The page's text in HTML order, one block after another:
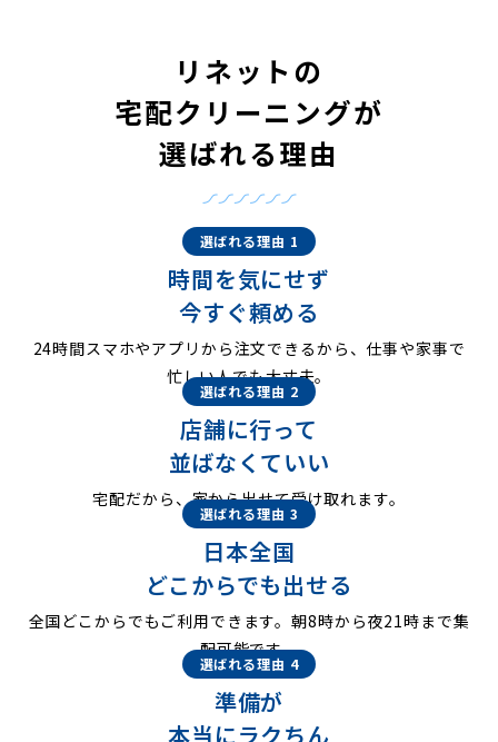
リネットの
宅配クリーニングが
選ばれる理由
選ばれる理由 1
時間を気にせず
今すぐ頼める
24時間スマホやアプリから注文できるから、仕事や家事で
忙しい人でも大丈夫。
選ばれる理由 2
店舗に行って
並ばなくていい
宅配だから、家から出せて受け取れます。
選ばれる理由 3
日本全国
どこからでも出せる
全国どこからでもご利用できます。朝8時から夜21時まで集
配可能です。
選ばれる理由 4
準備が
本当にラクちん